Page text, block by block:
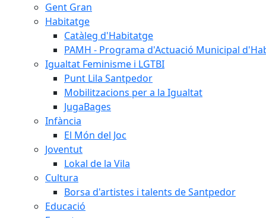
Gent Gran
Habitatge
Catàleg d'Habitatge
PAMH - Programa d'Actuació Municipal
Igualtat Feminisme i LGTBI
Punt Lila Santpedor
Mobilitzacions per a la Igualtat
JugaBages
Infància
El Món del Joc
Joventut
Lokal de la Vila
Cultura
Borsa d'artistes i talents de Santpedor
Educació